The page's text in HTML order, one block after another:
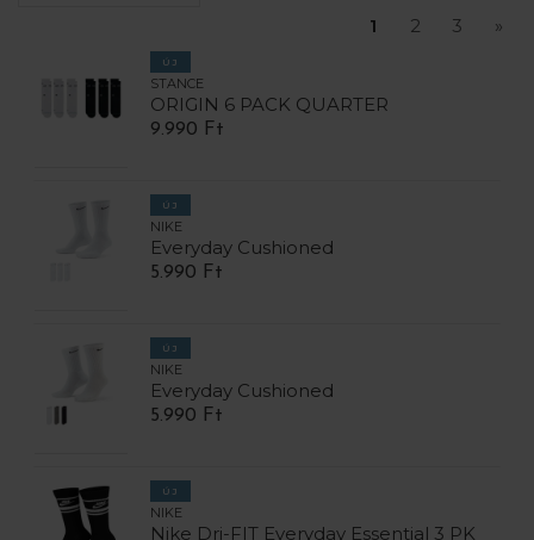
1 2 3 »
ÚJ
STANCE
ORIGIN 6 PACK QUARTER
9.990 Ft
ÚJ
NIKE
Everyday Cushioned
5.990 Ft
ÚJ
NIKE
Everyday Cushioned
5.990 Ft
ÚJ
NIKE
Nike Dri-FIT Everyday Essential 3 PK